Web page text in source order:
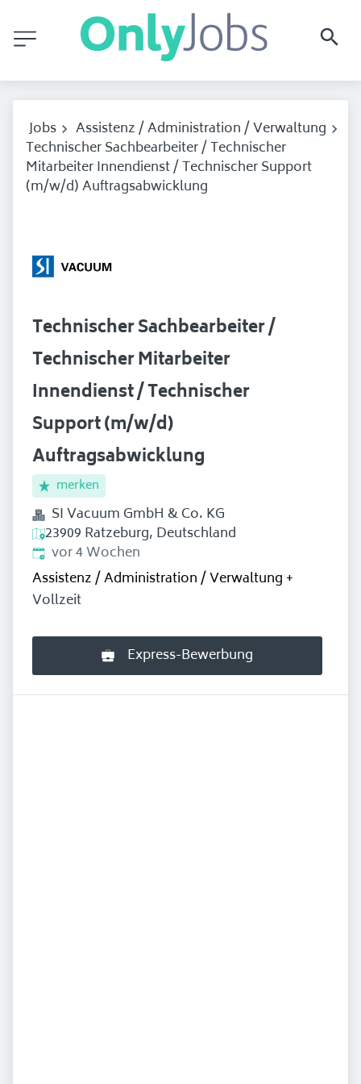
Jobs
Assistenz / Administration / Verwaltung
Technischer Sachbearbeiter / Technischer
Mitarbeiter Innendienst / Technischer Support
(m/w/d) Auftragsabwicklung
Technischer Sachbearbeiter /
Technischer Mitarbeiter
Innendienst / Technischer
Support (m/w/d)
Auftragsabwicklung
merken
SI Vacuum GmbH & Co. KG
23909 Ratzeburg, Deutschland
Erschienen:
vor 4 Wochen
Assistenz / Administration / Verwaltung +
Vollzeit
Express-Bewerbung